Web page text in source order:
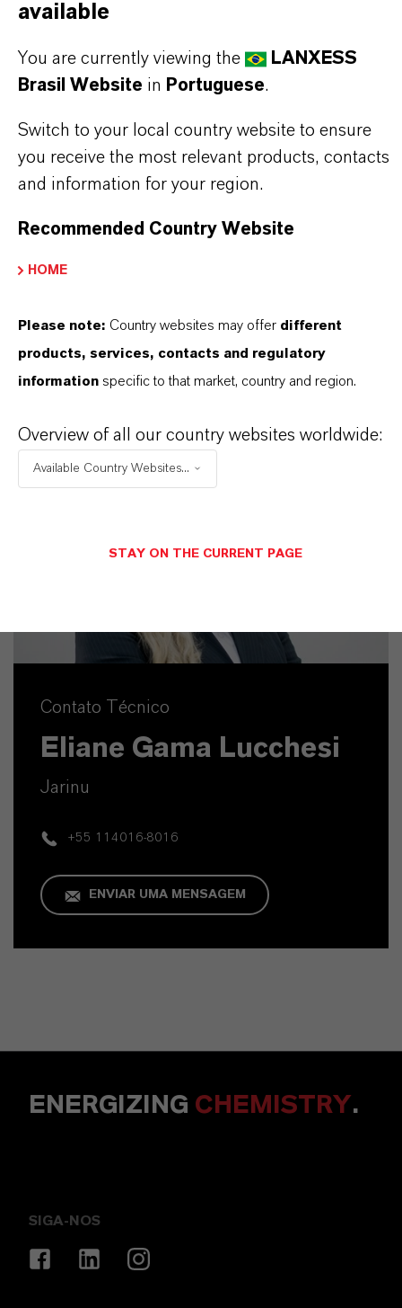
Contato Comercial
Nilva Teresa Goncalves
Jarinu
ENVIAR UMA MENSAGEM
Contato Técnico
Eliane Gama Lucchesi
Jarinu
+55 114016-8016
ENVIAR UMA MENSAGEM
ENERGIZING CHEMISTRY.
SIGA-NOS
available
You are currently viewing the
LANXESS
Brasil Website in Portuguese.
Switch to your local country website to ensure
you receive the most relevant products, contacts
and information for your region.
Recommended Country Website
HOME
Please note: Country websites may offer different
products, services, contacts and regulatory
information specific to that market, country and region.
Overview of all our country websites worldwide:
Available Country Websites...
STAY ON THE CURRENT PAGE